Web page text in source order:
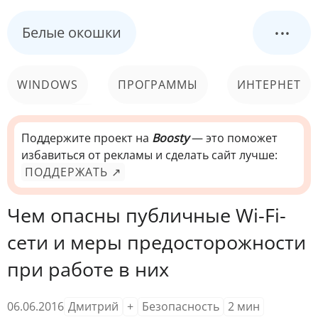
Белые окошки ...
WINDOWS ПРОГРАММЫ ИНТЕРНЕТ
КОМПЬЮТЕР
СИСТЕМА
Поддержите проект на Boosty— это поможет
избавиться от рекламы и сделать сайт лучше:
ПОДДЕРЖАТЬ ↗
Чем опасны публичные Wi-Fi-
сети и меры предосторожности
при работе в них
06.06.2016 Дмитрий + Безопасность 2 мин